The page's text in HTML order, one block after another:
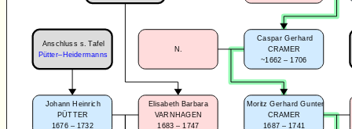
Johann Heinrich
PÜTTER
1676 – 1732
Elisabeth Barbara
VARNHAGEN
1683 – 1747
Moritz Gerhard Gunter
CRAMER
1687 – 1741
Caspar Gerhard
CRAMER
~1662 – 1706
N.
Anschluss s. Tafel
Pütter–Heidermanns